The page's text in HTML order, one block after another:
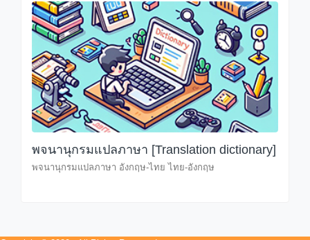
พจนานุกรมแปลภาษา [Translation dictionary]
พจนานุกรมแปลภาษา อังกฤษ-ไทย ไทย-อังกฤษ